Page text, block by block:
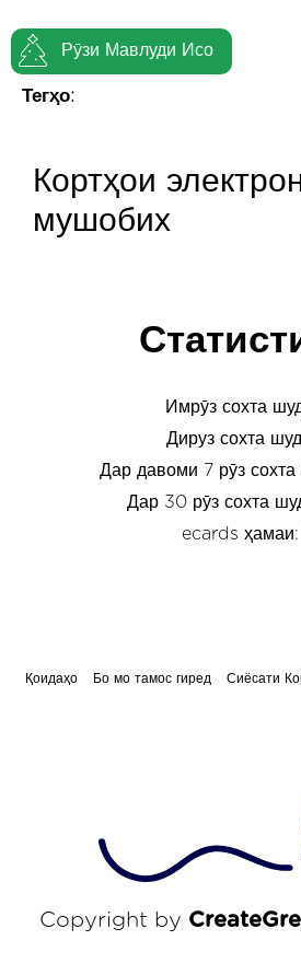
Рӯзи Мавлуди Исо
Тегҳо:
Кортҳои
мушобих
Имрӯз сохта
Дируз сохта
Дар давоми 7 рӯз
Дар 30 рӯз сохта
ecards ҳамаи:
Қоидаҳо Бо мо тамос гиред Сиёсати
Copyright by